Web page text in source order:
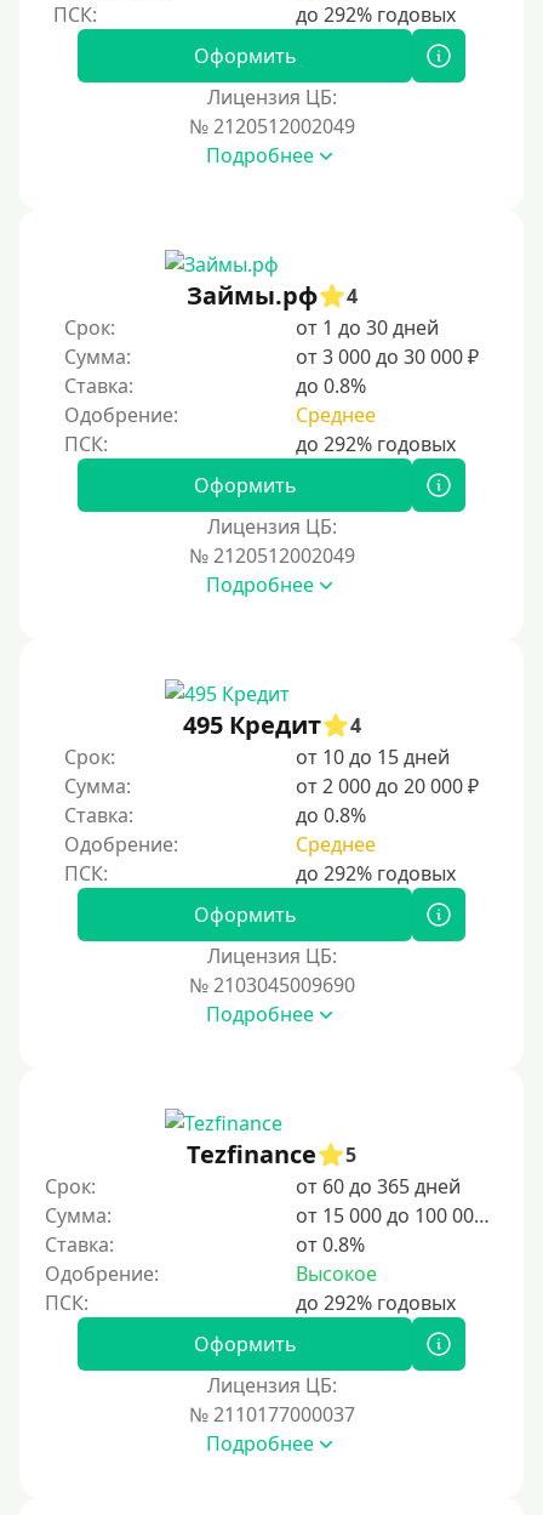
Оформить
Лицензия ЦБ:
№ 2120512002049
Подробнее
Займы.рф
4
Срок:
от 1 до 30 дней
Сумма:
от 3 000 до 30 000 ₽
Ставка:
до 0.8%
Одобрение:
Среднее
Оформить
Лицензия ЦБ:
№ 2120512002049
Подробнее
495 Кредит
4
Срок:
от 10 до 15 дней
Сумма:
от 2 000 до 20 000 ₽
Ставка:
до 0.8%
Одобрение:
Среднее
Оформить
Лицензия ЦБ:
№ 2103045009690
Подробнее
Tezfinance
5
Срок:
от 60 до 365 дней
Сумма:
от 15 000 до 100 000 ₽
Ставка:
от 0.8%
Одобрение:
Высокое
Оформить
Лицензия ЦБ:
№ 2110177000037
Подробнее